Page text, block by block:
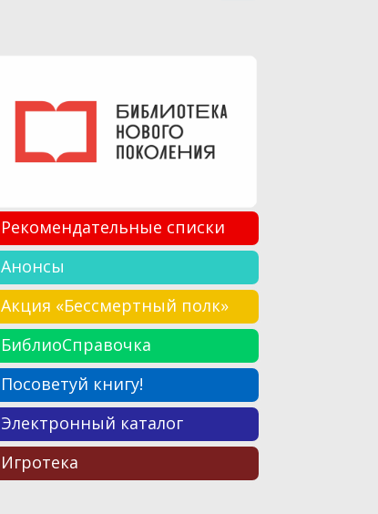
Рекомендательные списки
Анонсы
Акция «Бессмертный полк»
БиблиоСправочка
Посоветуй книгу!
Электронный каталог
Игротека